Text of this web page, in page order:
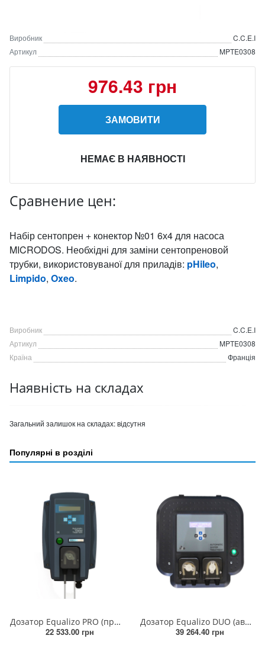
Виробник
C.C.E.I
Артикул
MPTE0308
976.43 грн
ЗАМОВИТИ
НЕМАЄ В НАЯВНОСТІ
Сравнение цен:
Набір сентопрен + конектор №01 6х4 для насоса
MICRODOS. Необхідні для заміни сентопреновой
трубки, використовуваної для приладів: pHileo,
Limpido, Oxeo.
Виробник
C.C.E.I
Артикул
MPTE0308
Країна
Франція
Наявність на складах
Загальний залишок на складах:відсутня
Популярні в розділі
Дозатор Equalizo PRO (пропускає (флокулянт/альгіцид/дезінфекція) (230В)
22 533.00 грн
Дозатор Equalizo DUO (автоматичний pH+пропускає (флокулянт/альгіцид./дезінфекція+t°C) (230В)
39 264.40 грн